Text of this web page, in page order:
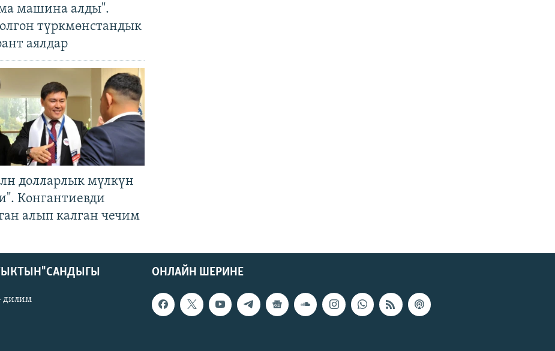
машина алды".
түркмөнстандык
аялдар
долларлык мүлкүн
Конгантиевди
алып калган чечим
ОНЛАЙН ШЕРИНЕ
САНДЫГЫ
дилим